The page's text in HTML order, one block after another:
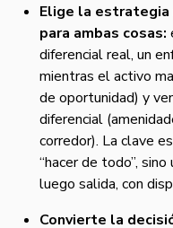
Elige la estrategia
para ambas cosas:
diferencial real, un
mientras el activo
de oportunidad) y
diferencial
corredor). La clave
“hacer de todo”,
luego salida, con
Convierte la